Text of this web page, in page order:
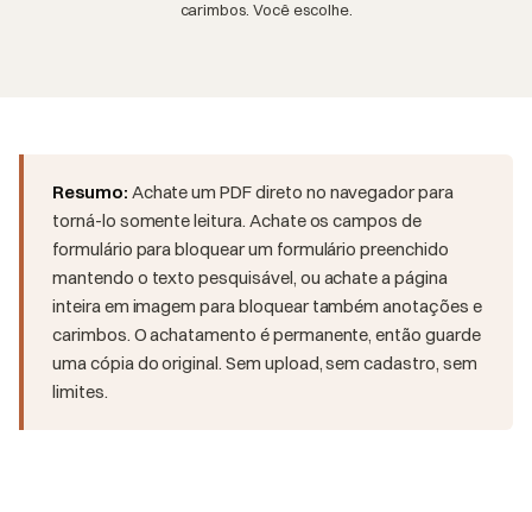
carimbos. Você escolhe.
Resumo: Achate um PDF direto no navegador para
torná-lo somente leitura. Achate os campos de
formulário para bloquear um formulário preenchido
mantendo o texto pesquisável, ou achate a página
inteira em imagem para bloquear também anotações e
carimbos. O achatamento é permanente, então guarde
uma cópia do original. Sem upload, sem cadastro, sem
limites.